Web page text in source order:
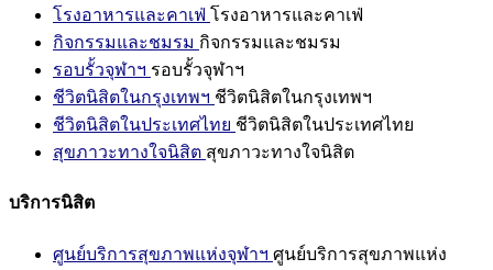
โรงอาหารและคาเฟ่ โรงอาหารและคาเฟ่
กิจกรรมและชมรม กิจกรรมและชมรม
รอบรั้วจุฬาฯ รอบรั้วจุฬาฯ
ชีวิตนิสิตในกรุงเทพฯ ชีวิตนิสิตในกรุงเทพฯ
ชีวิตนิสิตในประเทศไทย ชีวิตนิสิตในประเทศไทย
สุขภาวะทางใจนิสิต สุขภาวะทางใจนิสิต
บริการนิสิต
ศูนย์บริการสุขภาพแห่งจุฬาฯ ศูนย์บริการสุขภาพแห่ง